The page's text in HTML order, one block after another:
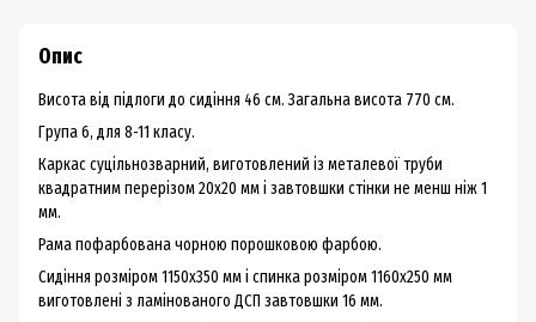
Опис
Висота від підлоги до сидіння 46 см. Загальна висота 770 см.
Група 6, для 8-11 класу.
Каркас суцільнозварний, виготовлений із металевої труби
квадратним перерізом 20х20 мм і завтовшки стінки не менш ніж 1
мм.
Рама пофарбована чорною порошковою фарбою.
Сидіння розміром 1150х350 мм і спинка розміром 1160х250 мм
виготовлені з ламінованого ДСП завтовшки 16 мм.